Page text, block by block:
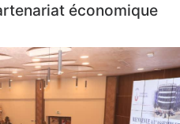
économique